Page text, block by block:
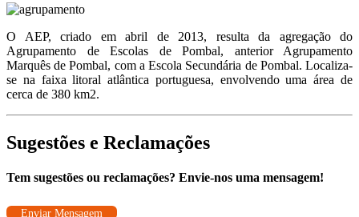
O AEP, criado em abril de 2013, resulta da agregação do
Agrupamento de Escolas de Pombal, anterior Agrupamento
Marquês de Pombal, com a Escola Secundária de Pombal. Localiza-
se na faixa litoral atlântica portuguesa, envolvendo uma área de
cerca de 380 km2.
Sugestões e Reclamações
Tem sugestões ou reclamações? Envie-nos uma mensagem!
Enviar Mensagem